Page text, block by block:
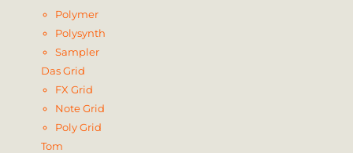
Polymer
Polysynth
Sampler
Das Grid
FX Grid
Note Grid
Poly Grid
Tom